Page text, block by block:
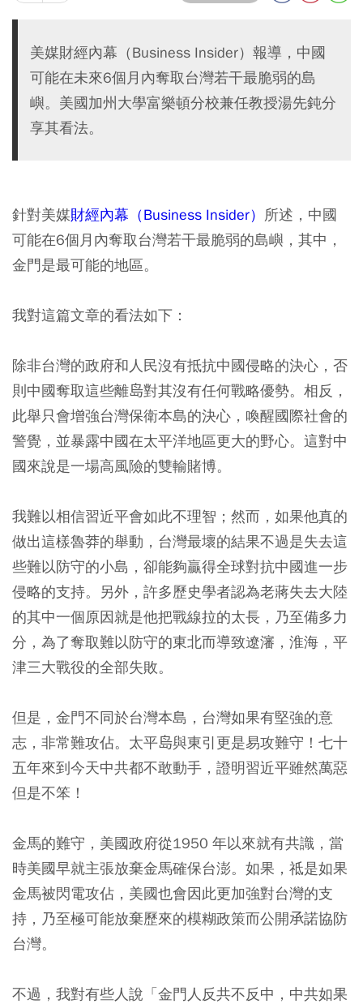
美媒財經內幕（Business Insider）報導，中國
可能在未來6個月內奪取台灣若干最脆弱的島
嶼。美國加州大學富樂頓分校兼任教授湯先鈍分
享其看法。
針對美媒財經內幕（Business Insider） 所述，中國
可能在6個月內奪取台灣若干最脆弱的島嶼，其中，
金門是最可能的地區。
我對這篇文章的看法如下：
除非台灣的政府和人民沒有抵抗中國侵略的決心，否
則中國奪取這些離𡷊對其沒有任何戰略優勢。相反，
此舉只會增強台灣保衛本島的決心，喚醒國際社會的
警覺，並暴露中國在太平洋地區更大的野心。這對中
國來說是一場高風險的雙輸賭博。
我難以相信習近平會如此不理智；然而，如果他真的
做出這樣魯莽的舉動，台灣最壞的結果不過是失去這
些難以防守的小島，卻能夠贏得全球對抗中國進一步
侵略的支持。另外，許多歷史學者認為老蔣失去大陸
的其中一個原因就是他把戰線拉的太長，乃至備多力
分，為了奪取難以防守的東北而導致遼瀋，淮海，平
津三大戰役的全部失敗。
但是，金門不同於台灣本島，台灣如果有堅強的意
志，非常難攻佔。太平𡷊與東引更是易攻難守！七十
五年來到今天中共都不敢動手，證明習近平雖然萬惡
但是不笨！
金馬的難守，美國政府從1950 年以來就有共識，當
時美國早就主張放棄金馬確保台澎。如果，祗是如果
金馬被閃電攻佔，美國也會因此更加強對台灣的支
持，乃至極可能放棄歷來的模糊政策而公開𠄘諾協防
台灣。
不過，我對有些人說「金門人反共不反中，中共如果